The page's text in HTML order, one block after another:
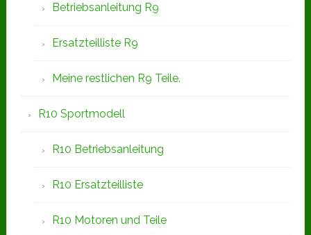
Betriebsanleitung R9
Ersatzteilliste R9
Meine restlichen R9 Teile.
R10 Sportmodell
R10 Betriebsanleitung
R10 Ersatzteilliste
R10 Motoren und Teile